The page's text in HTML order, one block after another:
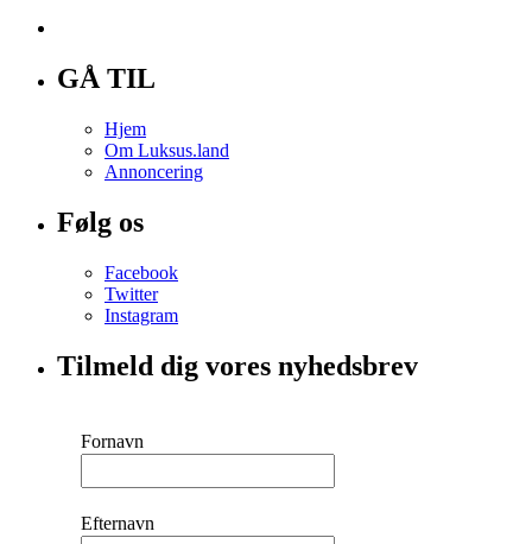
GÅ TIL
Hjem
Om Luksus.land
Annoncering
Følg os
Facebook
Twitter
Instagram
Tilmeld dig vores nyhedsbrev
Fornavn
Efternavn